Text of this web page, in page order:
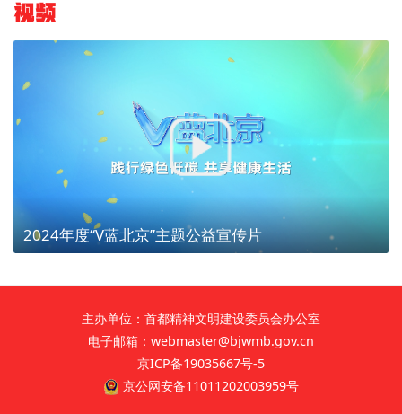
视频
2024年度“V蓝北京”主题公益宣传片
主办单位：首都精神文明建设委员会办公室
电子邮箱：webmaster@bjwmb.gov.cn
京ICP备19035667号-5
京公网安备11011202003959号